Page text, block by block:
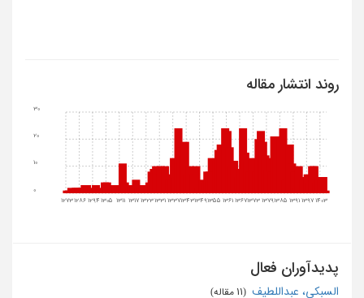
روند انتشار مقاله
12731286 12941305 1311 1317 13231331 1337134313491355 1361 1367137313791385 1391 1397 1403
10
20
30
پدیدآوران فعال
السبکی، عبداللطیف